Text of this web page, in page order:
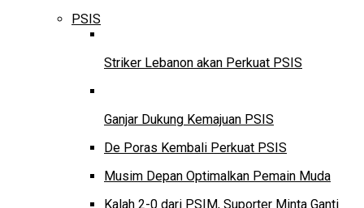
PSIS
Striker Lebanon akan Perkuat PSIS
Ganjar Dukung Kemajuan PSIS
De Poras Kembali Perkuat PSIS
Musim Depan Optimalkan Pemain Muda
Kalah 2-0 dari PSIM, Suporter Minta Ganti